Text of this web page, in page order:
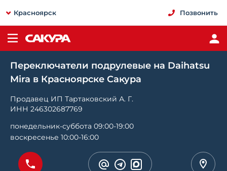
Красноярск Позвонить
Переключатели подрулевые на Daihatsu
Mira в Красноярске Сакура
Продавец ИП Тартаковский А. Г.
ИНН 246302687769
понедельник-суббота 09:00-19:00
воскресенье 10:00-16:00